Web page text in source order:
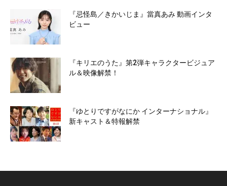
『忌怪島／きかいじま』當真あみ 動画インタ
ビュー
『キリエのうた』第2弾キャラクタービジュア
ル＆映像解禁！
『ゆとりですがなにか インターナショナル』
新キャスト＆特報解禁